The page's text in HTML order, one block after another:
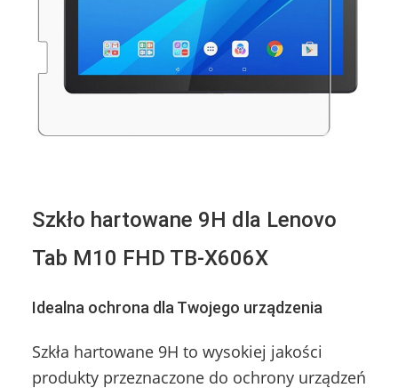
Szkło hartowane 9H dla Lenovo
Tab M10 FHD TB-X606X
Idealna ochrona dla Twojego urządzenia
Szkła hartowane 9H to wysokiej jakości
produkty przeznaczone do ochrony urządzeń